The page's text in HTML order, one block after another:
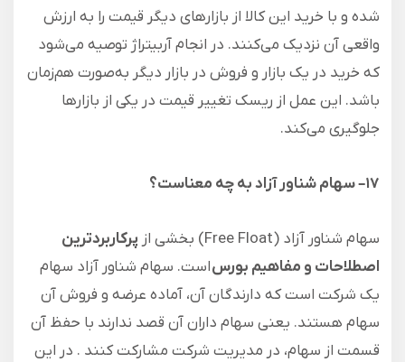
شده و با خرید این کالا از بازارهای دیگر ‌قیمت را به ارزش
واقعی آن نزدیک می‌کنند. در انجام آربیتراژ توصیه می‌شود
که خرید در یک بازار و فروش در بازار دیگر به‌صورت هم‌زمان
باشد. این عمل از ریسک تغییر قیمت در یکی از بازارها
جلوگیری می‌کند.
۱۷–سهام شناور آزاد به چه معناست؟
سهام شناور آزاد (Free Float) بخشی از
پرکاربردترین
اصطلاحات و مفاهیم بورساست. سهام شناور آزاد سهام
یک شرکت است که دارندگان آن، آماده عرضه و فروش آن
سهام هستند. یعنی سهام داران آن قصد ندارند با حفظ آن
قسمت از سهام، در مدیریت شرکت مشارکت کنند . در این